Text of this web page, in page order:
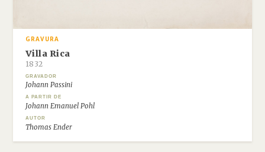
GRAVURA
Villa Rica
1832
GRAVADOR
Johann Passini
A PARTIR DE
Johann Emanuel Pohl
AUTOR
Thomas Ender